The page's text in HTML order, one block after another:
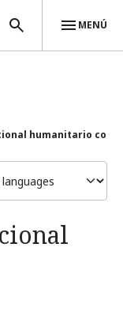
MENÚ
humanitario con...